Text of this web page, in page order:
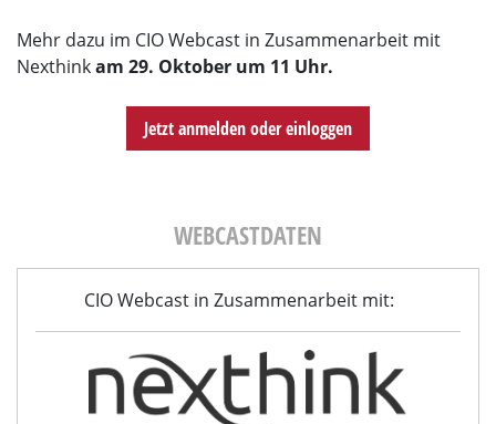
Mehr dazu im CIO Webcast in Zusammenarbeit mit
Nexthinkam 29. Oktober um 11 Uhr.
Jetzt anmelden oder einloggen
WEBCASTDATEN
CIO Webcast in Zusammenarbeit mit: